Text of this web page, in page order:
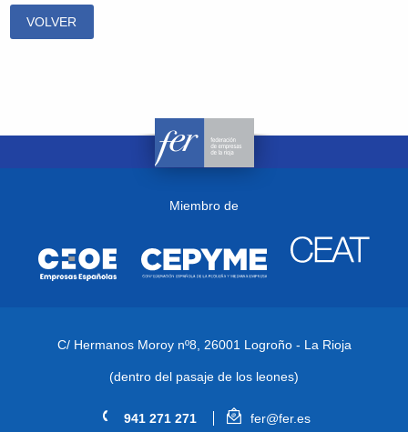
VOLVER
Miembro de
C/ Hermanos Moroy nº8, 26001 Logroño - La Rioja
(dentro del pasaje de los leones)
941 271 271 fer@fer.es